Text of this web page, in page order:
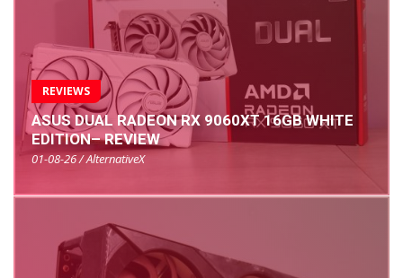
REVIEWS
ASUS DUAL RADEON RX 9060XT 16GB WHITE
EDITION– REVIEW
01-08-26 / AlternativeX